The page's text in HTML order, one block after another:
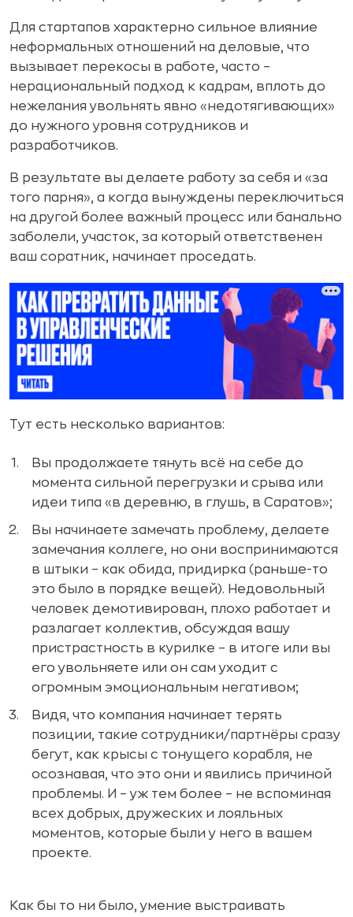
Для стартапов характерно сильное влияние
неформальных отношений на деловые, что
вызывает перекосы в работе, часто –
нерациональный подход к кадрам, вплоть до
нежелания увольнять явно «недотягивающих»
до нужного уровня сотрудников и
разработчиков.
В результате вы делаете работу за себя и «за
того парня», а когда вынуждены переключиться
на другой более важный процесс или банально
заболели, участок, за который ответственен
ваш соратник, начинает проседать.
Тут есть несколько вариантов:
Вы продолжаете тянуть всё на себе до
момента сильной перегрузки и срыва или
идеи типа «в деревню, в глушь, в Саратов»;
Вы начинаете замечать проблему, делаете
замечания коллеге, но они воспринимаются
в штыки – как обида, придирка (раньше-то
это было в порядке вещей). Недовольный
человек демотивирован, плохо работает и
разлагает коллектив, обсуждая вашу
пристрастность в курилке – в итоге или вы
его увольняете или он сам уходит с
огромным эмоциональным негативом;
Видя, что компания начинает терять
позиции, такие сотрудники/партнёры сразу
бегут, как крысы с тонущего корабля, не
осознавая, что это они и явились причиной
проблемы. И – уж тем более – не вспоминая
всех добрых, дружеских и лояльных
моментов, которые были у него в вашем
проекте.
Как бы то ни было, умение выстраивать